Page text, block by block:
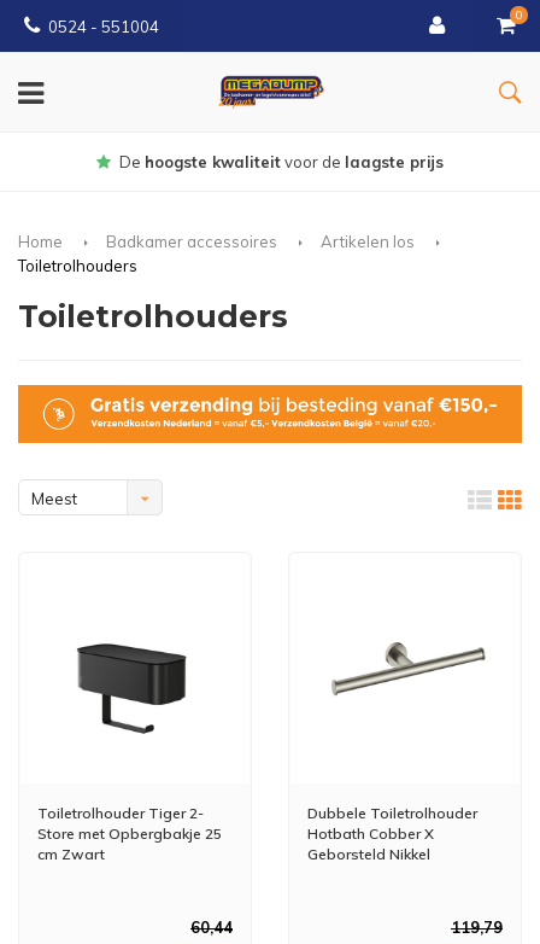
0524 - 551004
0
Gratisbezorgd vanaf €150
Home Badkamer accessoires
Artikelen los
Toiletrolhouders
Toiletrolhouders
Meest
Toiletrolhouder Tiger 2-
Store met Opbergbakje 25
cm Zwart
60,44
Dubbele Toiletrolhouder
Hotbath Cobber X
Geborsteld Nikkel
119,79